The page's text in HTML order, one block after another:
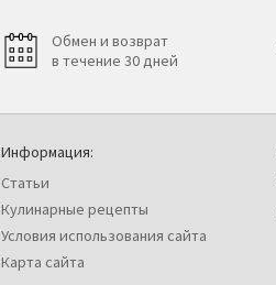
Обмен и возврат
в течение 30 дней
Информация:
Статьи
Кулинарные рецепты
Условия использования сайта
Карта сайта